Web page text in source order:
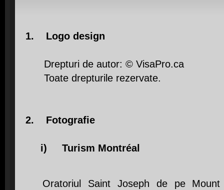
1. Logo design
Drepturi de autor: © VisaPro.ca
Toate drepturile rezervate.
2. Fotografie
i) Turism Montréal
Oratoriul Saint Joseph de pe